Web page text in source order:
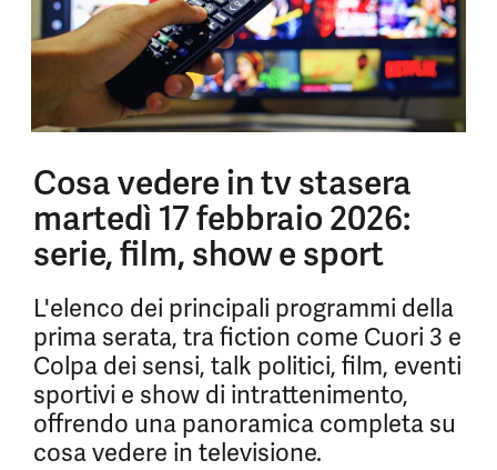
Cosa vedere in tv stasera
martedì 17 febbraio 2026:
serie, film, show e sport
L'elenco dei principali programmi della
prima serata, tra fiction come Cuori 3 e
Colpa dei sensi, talk politici, film, eventi
sportivi e show di intrattenimento,
offrendo una panoramica completa su
cosa vedere in televisione.